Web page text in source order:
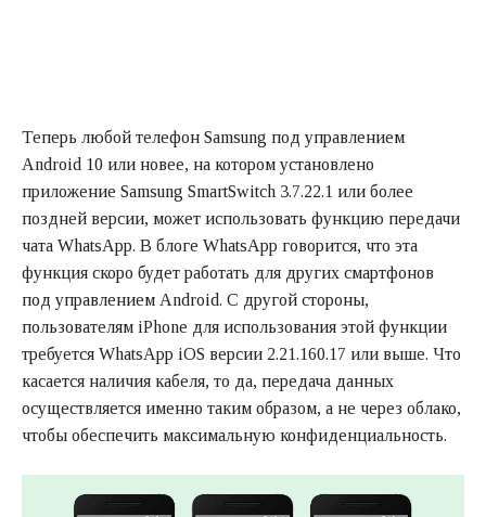
Теперь любой телефон Samsung под управлением
Android 10 или новее, на котором установлено
приложение Samsung SmartSwitch 3.7.22.1 или более
поздней версии, может использовать функцию передачи
чата WhatsApp. В блоге WhatsApp говорится, что эта
функция скоро будет работать для других смартфонов
под управлением Android. С другой стороны,
пользователям iPhone для использования этой функции
требуется WhatsApp iOS версии 2.21.160.17 или выше. Что
касается наличия кабеля, то да, передача данных
осуществляется именно таким образом, а не через облако,
чтобы обеспечить максимальную конфиденциальность.